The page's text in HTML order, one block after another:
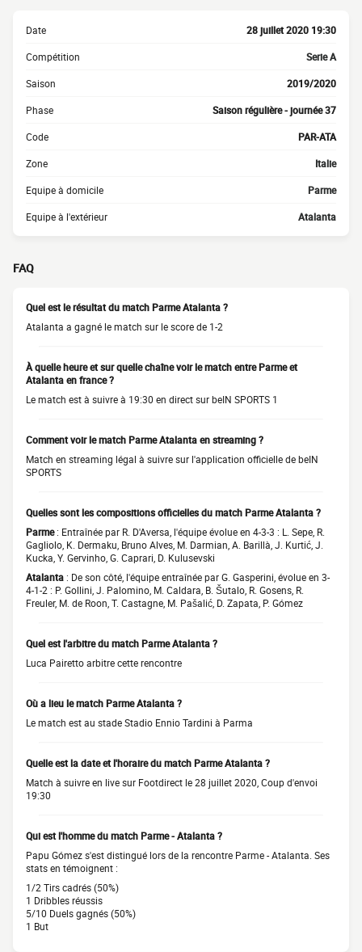
Date 28 juillet 2020 19:30
Compétition Serie A
Saison 2019/2020
Phase Saison régulière - journée 37
Code PAR-ATA
Zone Italie
Equipe à domicile Parme
Equipe à l'extérieur Atalanta
FAQ
Quel est le résultat du match Parme Atalanta ?
Atalanta a gagné le match sur le score de 1-2
À quelle heure et sur quelle chaîne voir le match entre Parme et
Atalanta en france ?
Le match est à suivre à 19:30 en direct sur beIN SPORTS 1
Comment voir le match Parme Atalanta en streaming ?
Match en streaming légal à suivre sur l'application officielle de beIN
SPORTS
Quelles sont les compositions officielles du match Parme Atalanta ?
Parme: Entraînée par R. D'Aversa, l'équipe évolue en 4-3-3 : L. Sepe, R.
Gagliolo, K. Dermaku, Bruno Alves, M. Darmian, A. Barillà, J. Kurtić, J.
Kucka, Y. Gervinho, G. Caprari, D. Kulusevski
Atalanta : De son côté, l'équipe entraînée par G. Gasperini, évolue en 3-
4-1-2 : P. Gollini, J. Palomino, M. Caldara, B. Šutalo, R. Gosens, R.
Freuler, M. de Roon, T. Castagne, M. Pašalić, D. Zapata, P. Gómez
Quel est l'arbitre du match Parme Atalanta ?
Luca Pairetto arbitre cette rencontre
Où a lieu le match Parme Atalanta ?
Le match est au stade Stadio Ennio Tardini à Parma
Quelle est la date et l'horaire du match Parme Atalanta ?
Match à suivre en live sur Footdirect le 28 juillet 2020, Coup d'envoi
19:30
Qui est l'homme du match Parme - Atalanta ?
Papu Gómez s'est distingué lors de la rencontre Parme - Atalanta. Ses
stats en témoignent :
1/2 Tirs cadrés (50%)
1 Dribbles réussis
5/10 Duels gagnés (50%)
1 But